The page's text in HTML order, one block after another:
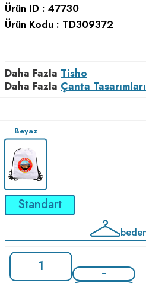
Ürün ID : 47730
Ürün Kodu : TD309372
Daha Fazla Tisho
Daha Fazla Çanta Tasarımları
Beyaz
Standart